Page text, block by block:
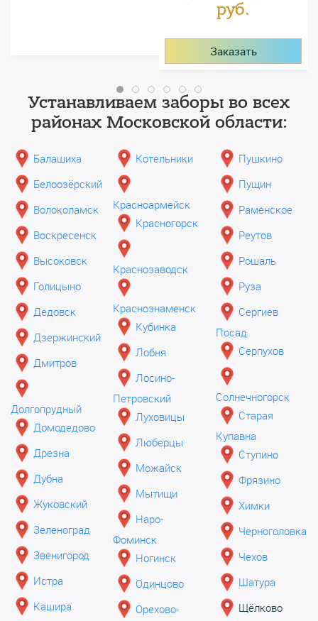
руб.
Заказать
Устанавливаем заборы во всех
районах Московской области:
Балашиха
Белоозёрский
Волоколамск
Воскресенск
Высоковск
Голицыно
Дедовск
Дзержинский
Дмитров
Долгопрудный
Домодедово
Дрезна
Дубна
Жуковский
Зеленоград
Звенигород
Истра
Кашира
Котельники
Красноармейск
Красногорск
Краснозаводск
Краснознаменск
Кубинка
Лобня
Лосино-
Петровский
Луховицы
Люберцы
Можайск
Мытищи
Наро-
Фоминск
Ногинск
Одинцово
Орехово-
Пушкино
Пущин
Раменское
Реутов
Рошаль
Руза
Сергиев
Посад
Серпухов
Солнечногорск
Старая
Купавна
Ступино
Фрязино
Химки
Черноголовка
Чехов
Шатура
Щёлково